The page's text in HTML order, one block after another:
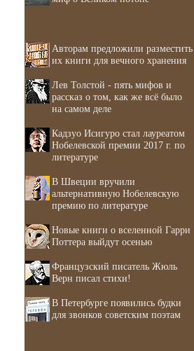
Авторам предложили разместить
их книги для вечного хранения
Лев Толстой - пять мифов и
рассказ о том, как же всё было
на самом деле
Кадзуо Исигуро стал лауреатом
Нобелевской премии 2017 г. по
литературе
В Швеции вручили
альтернативную Нобелевскую
премию по литературе
Новые книги о вселенной Гарри
Поттера выйдут осенью
Французский писатель Жюль
Верн писал стихи!
В Петербурге появились будки
для звонков советским поэтам